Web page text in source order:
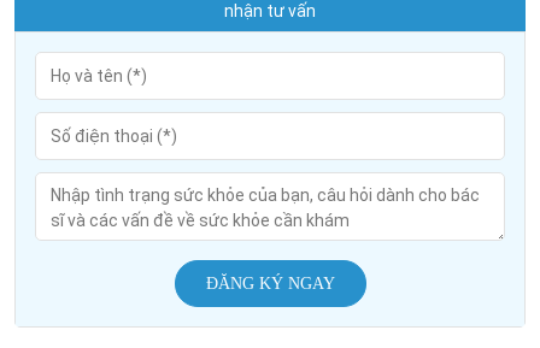
nhận tư vấn
ĐĂNG KÝ NGAY